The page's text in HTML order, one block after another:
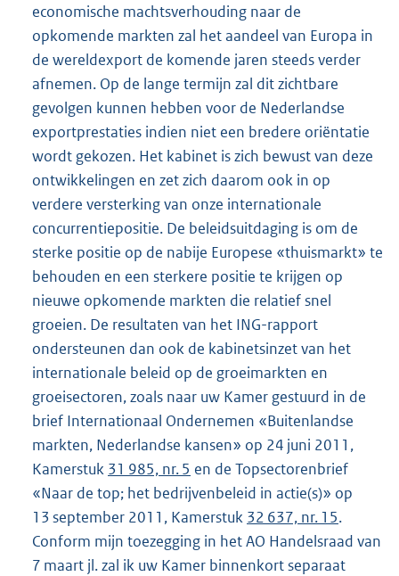
economische machtsverhouding naar de
opkomende markten zal het aandeel van Europa in
de wereldexport de komende jaren steeds verder
afnemen. Op de lange termijn zal dit zichtbare
gevolgen kunnen hebben voor de Nederlandse
exportprestaties indien niet een bredere oriëntatie
wordt gekozen. Het kabinet is zich bewust van deze
ontwikkelingen en zet zich daarom ook in op
verdere versterking van onze internationale
concurrentiepositie. De beleidsuitdaging is om de
sterke positie op de nabije Europese «thuismarkt» te
behouden en een sterkere positie te krijgen op
nieuwe opkomende markten die relatief snel
groeien. De resultaten van het ING-rapport
ondersteunen dan ook de kabinetsinzet van het
internationale beleid op de groeimarkten en
groeisectoren, zoals naar uw Kamer gestuurd in de
brief Internationaal Ondernemen «Buitenlandse
markten, Nederlandse kansen» op 24 juni 2011,
Kamerstuk 31 985, nr. 5 en de Topsectorenbrief
«Naar de top; het bedrijvenbeleid in actie(s)» op
13 september 2011, Kamerstuk 32 637, nr. 15.
Conform mijn toezegging in het AO Handelsraad van
7 maart jl. zal ik uw Kamer binnenkort separaat